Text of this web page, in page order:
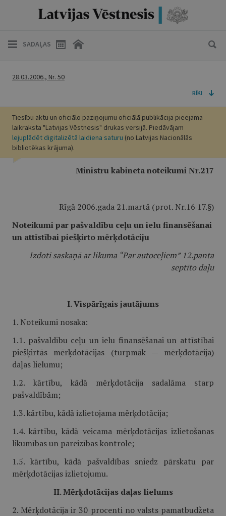
SADAĻAS
28.03.2006., Nr. 50
RĪKI
Tiesību aktu un oficiālo paziņojumu oficiālā publikācija pieejama
laikraksta "Latvijas Vēstnesis" drukas versijā. Piedāvājam
lejuplādēt digitalizētā laidiena saturu (no Latvijas Nacionālās
bibliotēkas krājuma).
Ministru kabineta noteikumi Nr.217
Rīgā 2006.gada 21.martā (prot. Nr.16 17.§)
Noteikumi par pašvaldību ceļu un ielu finansēšanai
un attīstībai piešķirto mērķdotāciju
Izdoti saskaņā ar likuma “Par autoceļiem” 12.panta
septīto daļu
I. Vispārīgais jautājums
1. Noteikumi nosaka:
1.1. pašvaldību ceļu un ielu finansēšanai un attīstībai
piešķirtās mērķdotācijas (turpmāk — mērķdotācija)
daļas lielumu;
1.2. kārtību, kādā mērķdotācija sadalāma starp
pašvaldībām;
1.3. kārtību, kādā izlietojama mērķdotācija;
1.4. kārtību, kādā veicama mērķdotācijas izlietošanas
likumības un pareizības kontrole;
1.5. kārtību, kādā pašvaldības sniedz pārskatu par
mērķdotācijas izlietojumu.
II. Mērķdotācijas daļas lielums
2. Mērķdotācija ir 30 procenti no valsts pamatbudžeta